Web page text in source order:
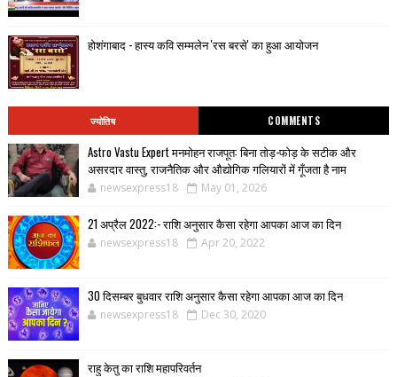
होशंगाबाद - हास्य कवि सम्मलेन 'रस बरसे' का हुआ आयोजन
ज्योतिष COMMENTS
Astro Vastu Expert मनमोहन राजपूत: बिना तोड़-फोड़ के सटीक और
असरदार वास्तु, राजनैतिक और औद्योगिक गलियारों में गूँजता है नाम
newsexpress18 May 01, 2026
21 अप्रैल 2022:- राशि अनुसार कैसा रहेगा आपका आज का दिन
newsexpress18 Apr 20, 2022
30 दिसम्बर बुधवार राशि अनुसार कैसा रहेगा आपका आज का दिन
newsexpress18 Dec 30, 2020
राहु केतु का राशि महापरिवर्तन